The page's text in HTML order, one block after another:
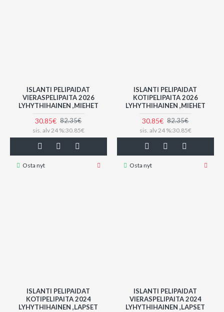
ISLANTI PELIPAIDAT
VIERASPELIPAITA 2026
LYHYTHIHAINEN ,MIEHET
30.85€ 82.35€
sis. alv 24 %:30.85€
Osta nyt
ISLANTI PELIPAIDAT
KOTIPELIPAITA 2026
LYHYTHIHAINEN ,MIEHET
30.85€ 82.35€
sis. alv 24 %:30.85€
Osta nyt
ISLANTI PELIPAIDAT
KOTIPELIPAITA 2024
LYHYTHIHAINEN ,LAPSET
ISLANTI PELIPAIDAT
VIERASPELIPAITA 2024
LYHYTHIHAINEN ,LAPSET